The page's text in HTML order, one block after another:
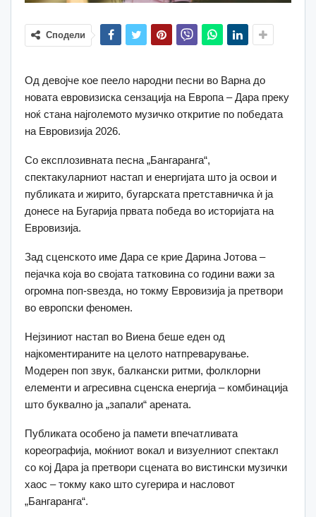
Сподели
Од девојче кое пеело народни песни во Варна до
новата евровизиска сензација на Европа – Дара преку
ноќ стана најголемото музичко откритие по победата
на Евровизија 2026.
Со експлозивната песна „Бангаранга“,
спектакуларниот настап и енергијата што ја освои и
публиката и жирито, бугарската претставничка ѝ ја
донесе на Бугарија првата победа во историјата на
Евровизија.
Зад сценското име Дара се крие Дарина Јотова –
пејачка која во својата татковина со години важи за
огромна поп-ѕвезда, но токму Евровизија ја претвори
во европски феномен.
Нејзиниот настап во Виена беше еден од
најкоментираните на целото натпреварување.
Модерен поп звук, балкански ритми, фолклорни
елементи и агресивна сценска енергија – комбинација
што буквално ја „запали“ арената.
Публиката особено ја памети впечатливата
кореографија, моќниот вокал и визуелниот спектакл
со кој Дара ја претвори сцената во вистински музички
хаос – токму како што сугерира и насловот
„Бангаранга“.